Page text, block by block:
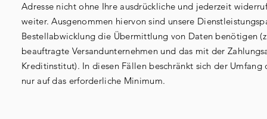
Adresse nicht ohne Ihre ausdrückliche und jederzeit
weiter. Ausgenommen hiervon sind unsere
Bestellabwicklung die Übermittlung von Daten benötigen
beauftragte Versandunternehmen und das mit der
Kreditinstitut). In diesen Fällen beschränkt sich der
nur auf das erforderliche Minimum.